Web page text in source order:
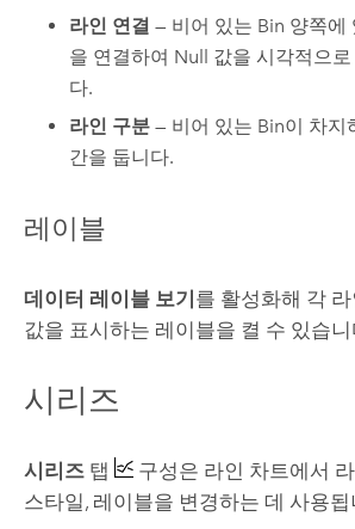
라인 연결 — 비어 있는 Bin 양쪽에
을 연결하여 Null 값을 시각적으
다.
라인 구분 — 비어 있는 Bin이 차지
간을 둡니다.
레이블
데이터 레이블 보기 를 활성화해 각
값을 표시하는 레이블을 켤 수 있습니
시리즈
시리즈탭
구성은 라인 차트에서
스타일, 레이블을 변경하는 데 사용됩